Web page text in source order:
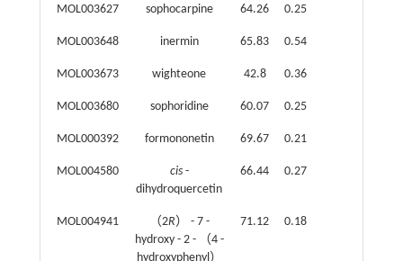
MOL003627 sophocarpine 64.26 0.25
MOL003648 inermin 65.83 0.54
MOL003673 wighteone 42.8 0.36
MOL003680 sophoridine 60.07 0.25
MOL000392 formononetin 69.67 0.21
MOL004580 cis-
dihydroquercetin
66.44 0.27
MOL004941 （2R） - 7 -
hydroxy - 2 - （4 -
hydroxyphenyl）
71.12 0.18